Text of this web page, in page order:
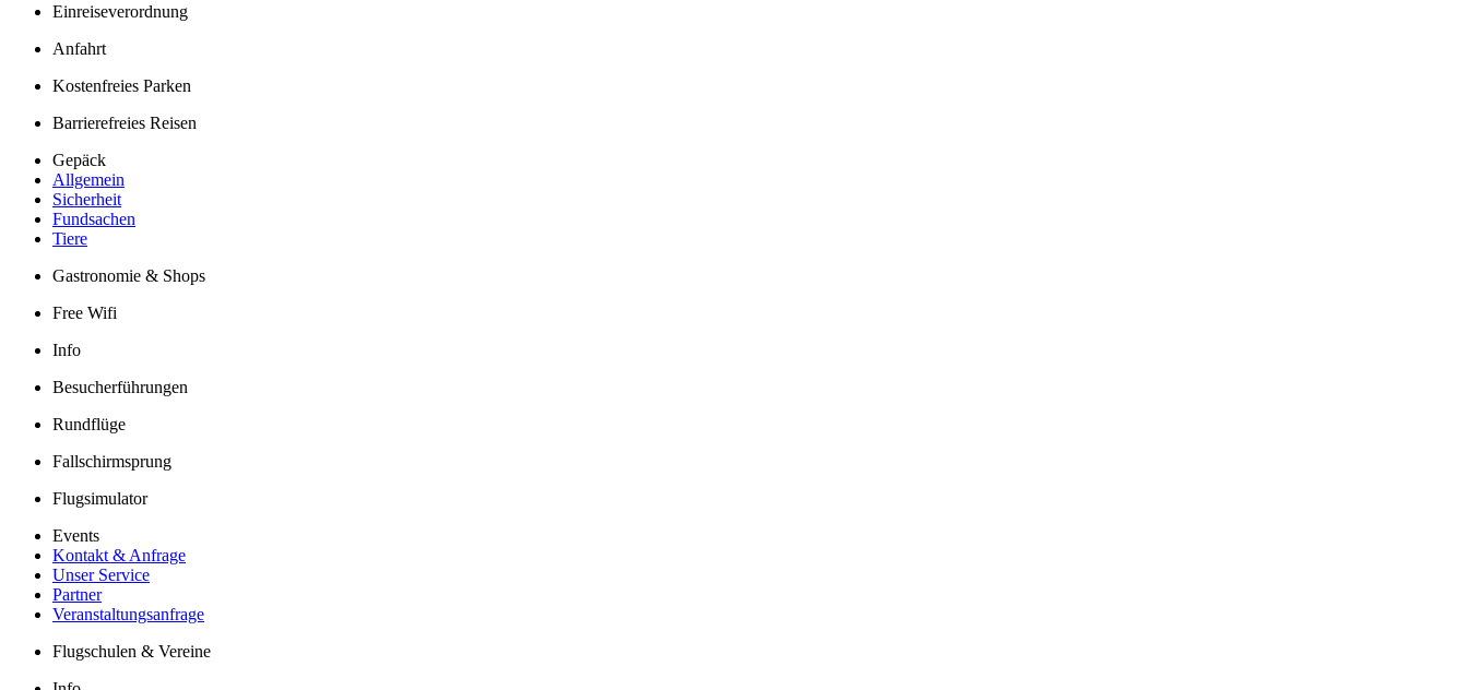
Einreiseverordnung
Anfahrt
Kostenfreies Parken
Barrierefreies Reisen
Gepäck
Allgemein
Sicherheit
Fundsachen
Tiere
Gastronomie & Shops
Free Wifi
Info
Besucherführungen
Rundflüge
Fallschirmsprung
Flugsimulator
Events
Kontakt & Anfrage
Unser Service
Partner
Veranstaltungsanfrage
Flugschulen & Vereine